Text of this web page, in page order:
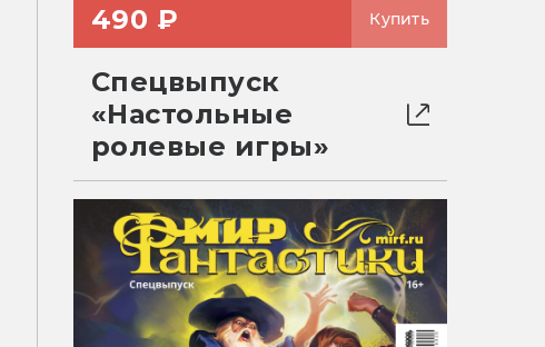
490 ₽ Купить
Спецвыпуск
«Настольные
ролевые игры»